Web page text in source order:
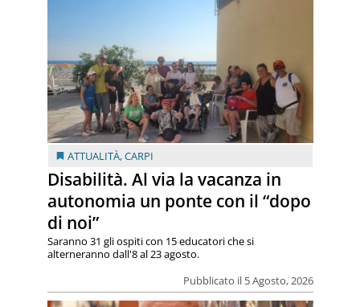
ATTUALITÀ,CARPI
Disabilità. Al via la vacanza in
autonomia un ponte con il “dopo
di noi”
Pubblicato il 5 Agosto, 2026
Saranno 31 gli ospiti con 15 educatori che si
alterneranno dall'8 al 23 agosto.